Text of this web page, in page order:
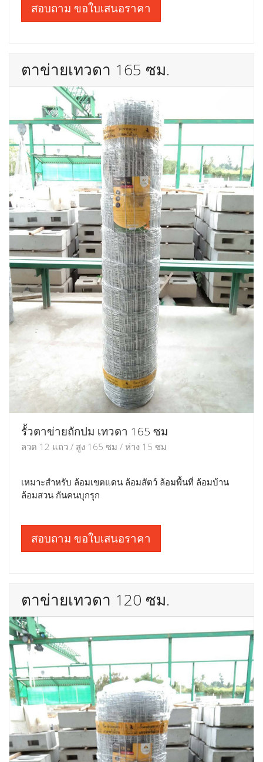
สอบถาม ขอใบเสนอราคา
ตาข่ายเทวดา 165 ซม.
รั้วตาข่ายถักปม เทวดา 165 ซม
ลวด 12 แถว / สูง 165 ซม / ห่าง 15 ซม
เหมาะสำหรับ ล้อมเขตแดน ล้อมสัตว์ ล้อมพื้นที่ ล้อมบ้าน
ล้อมสวน กันคนบุกรุก
สอบถาม ขอใบเสนอราคา
ตาข่ายเทวดา 120 ซม.